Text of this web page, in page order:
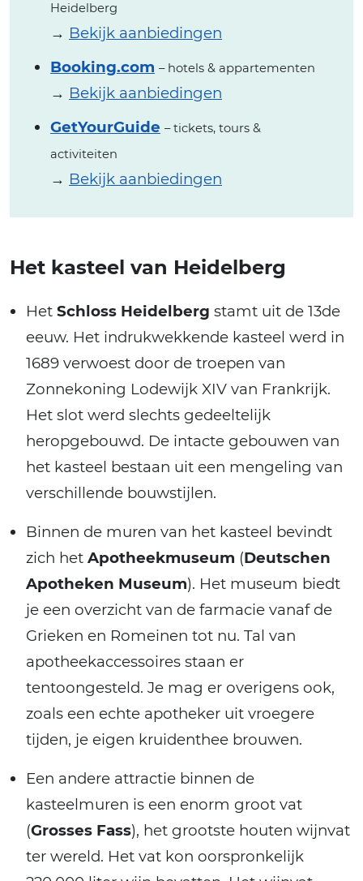
Heidelberg
→ Bekijk aanbiedingen
Booking.com – hotels & appartementen
→ Bekijk aanbiedingen
GetYourGuide – tickets, tours &
activiteiten
→ Bekijk aanbiedingen
Het kasteel van Heidelberg
Het Schloss Heidelberg stamt uit de 13de
eeuw. Het indrukwekkende kasteel werd in
1689 verwoest door de troepen van
Zonnekoning Lodewijk XIV van Frankrijk.
Het slot werd slechts gedeeltelijk
heropgebouwd. De intacte gebouwen van
het kasteel bestaan uit een mengeling van
verschillende bouwstijlen.
Binnen de muren van het kasteel bevindt
zich het Apotheekmuseum (Deutschen
Apotheken Museum). Het museum biedt
je een overzicht van de farmacie vanaf de
Grieken en Romeinen tot nu. Tal van
apotheekaccessoires staan er
tentoongesteld. Je mag er overigens ook,
zoals een echte apotheker uit vroegere
tijden, je eigen kruidenthee brouwen.
Een andere attractie binnen de
kasteelmuren is een enorm groot vat
(Grosses Fass), het grootste houten wijnvat
ter wereld. Het vat kon oorspronkelijk